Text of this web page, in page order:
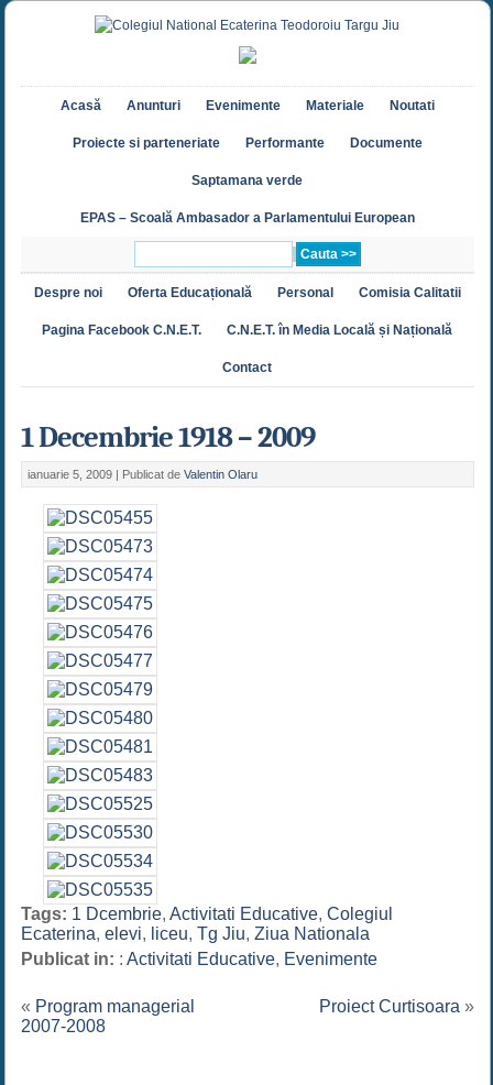
Acasă Anunturi Evenimente Materiale Noutati
Proiecte si parteneriate Performante Documente
Saptamana verde
EPAS – Scoală Ambasador a Parlamentului European
Despre noi Oferta Educațională Personal Comisia Calitatii
Pagina Facebook C.N.E.T. C.N.E.T. în Media Locală și Națională
Contact
1 Decembrie 1918 – 2009
ianuarie 5, 2009 | Publicat de Valentin Olaru
Tags: 1 Dcembrie, Activitati Educative, Colegiul
Ecaterina, elevi, liceu, Tg Jiu, Ziua Nationala
Publicat in: : Activitati Educative, Evenimente
« Program managerial
2007-2008
Proiect Curtisoara »